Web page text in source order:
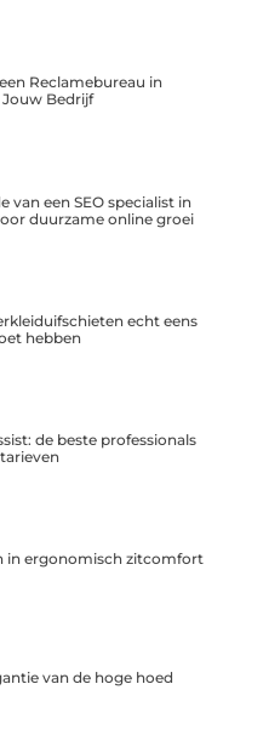
Reclamebureau in
Bedrijf
van een SEO specialist in
duurzame online groei
echt eens
hebben
de beste professionals
in ergonomisch zitcomfort
van de hoge hoed